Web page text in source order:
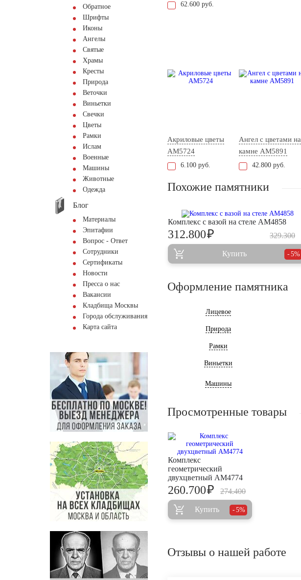
Обратное
Шрифты
Иконы
Ангелы
Святые
Храмы
Кресты
Природа
Веточки
Виньетки
Свечки
Цветы
Рамки
Ислам
Военные
Машины
Животные
Одежда
Блог
Материалы
Эпитафии
Вопрос - Ответ
Сотрудники
Сертификаты
Новости
Пресса о нас
Вакансии
Кладбища Москвы
Города обслуживания
Карта сайта
62.600 руб.
Акриловые цветы
AM5724
6.100 руб.
Ангел с цветами на
камне AM5891
42.800 руб.
Похожие памятники
Комплекс с вазой на стеле AM4858
329.300
312.800₽
Купить 5%
Оформление памятника
Лицевое
Природа
Рамки
Виньетки
Машины
Просмотренные товары
Комплекс
геометрический
двухцветный AM4774
274.400
260.700₽
Купить 5%
Отзывы о нашей работе